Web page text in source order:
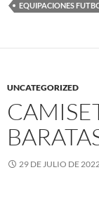
EQUIPACIONES
UNCATEGORIZED
29 DE JULIO DE